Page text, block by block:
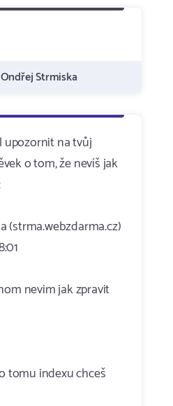
Ondřej Strmiska
upozornit na tvůj
o tom, že nevíš jak
(strma.webzdarma.cz)
nevim jak zpravit
tomu indexu chceš